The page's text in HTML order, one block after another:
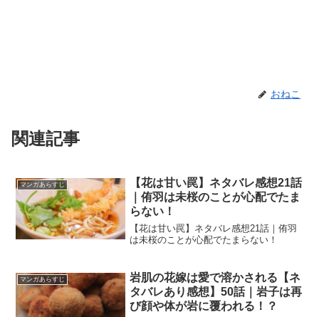
おねこ
関連記事
マンガあらすじ
【花は甘い罠】ネタバレ感想21話
｜侑羽は未桜のことが心配でたま
らない！
【花は甘い罠】ネタバレ感想21話｜侑羽
は未桜のことが心配でたまらない！
マンガあらすじ
岩肌の花嫁は愛で溶かされる【ネ
タバレあり感想】50話｜岩子は再
び顔や体が岩に覆われる！？